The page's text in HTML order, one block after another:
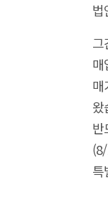
법
그
매
매
왔
반
특